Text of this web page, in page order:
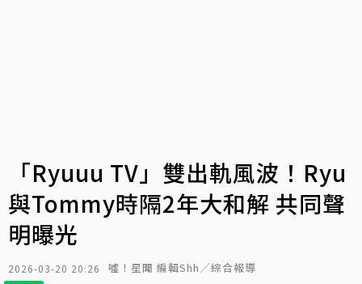
「Ryuuu TV」雙出軌風波！Ryu
與Tommy時隔2年大和解 共同聲
明曝光
2026-03-20 20:26 噓！星聞 編輯Shh／綜合報導